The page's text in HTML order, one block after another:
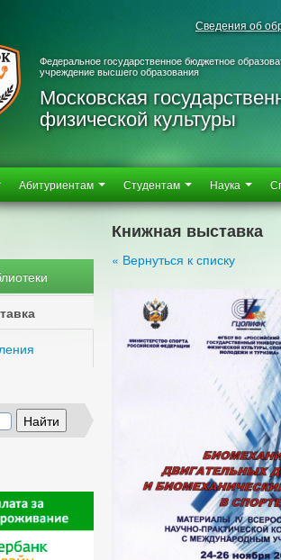
Сведения об
Федеральное государственное бюджетное
учреждение высшего образования
Московская
физической культуры
Абитуриентам Студентам Наука
Книжная выставка
« Вернуться к списку